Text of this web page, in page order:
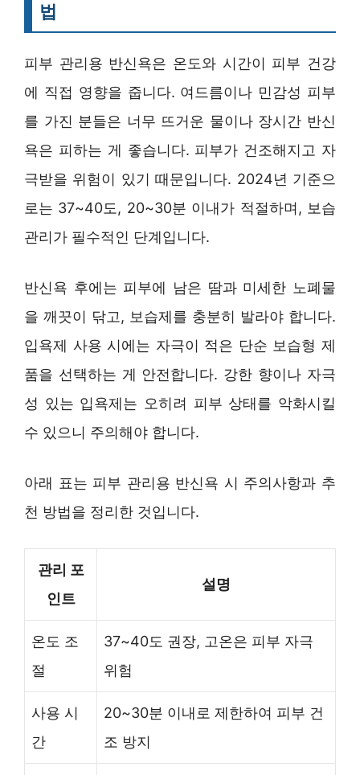
법
피부 관리용 반신욕은 온도와 시간이 피부 건강
에 직접 영향을 줍니다. 여드름이나 민감성 피부
를 가진 분들은 너무 뜨거운 물이나 장시간 반신
욕은 피하는 게 좋습니다. 피부가 건조해지고 자
극받을 위험이 있기 때문입니다. 2024년 기준으
로는 37~40도, 20~30분 이내가 적절하며, 보습
관리가 필수적인 단계입니다.
반신욕 후에는 피부에 남은 땀과 미세한 노폐물
을 깨끗이 닦고, 보습제를 충분히 발라야 합니다.
입욕제 사용 시에는 자극이 적은 단순 보습형 제
품을 선택하는 게 안전합니다. 강한 향이나 자극
성 있는 입욕제는 오히려 피부 상태를 악화시킬
수 있으니 주의해야 합니다.
아래 표는 피부 관리용 반신욕 시 주의사항과 추
천 방법을 정리한 것입니다.
관리 포
인트
설명
온도 조
절
37~40도 권장, 고온은 피부 자극
위험
사용 시
간
20~30분 이내로 제한하여 피부 건
조 방지